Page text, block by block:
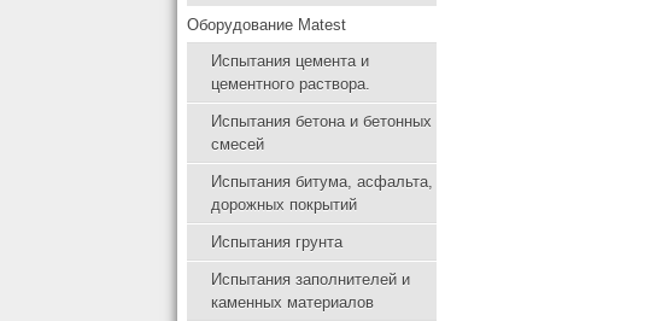
Оборудование Matest
Испытания цемента и
цементного раствора.
Испытания бетона и бетонных
смесей
Испытания битума, асфальта,
дорожных покрытий
Испытания грунта
Испытания заполнителей и
каменных материалов